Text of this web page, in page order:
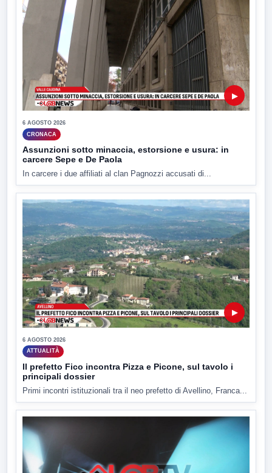
▶
6 AGOSTO 2026
CRONACA
Assunzioni sotto minaccia, estorsione e usura: in
carcere Sepe e De Paola
In carcere i due affiliati al clan Pagnozzi accusati di...
▶
6 AGOSTO 2026
ATTUALITÀ
Il prefetto Fico incontra Pizza e Picone, sul tavolo i
principali dossier
Primi incontri istituzionali tra il neo prefetto di Avellino, Franca...